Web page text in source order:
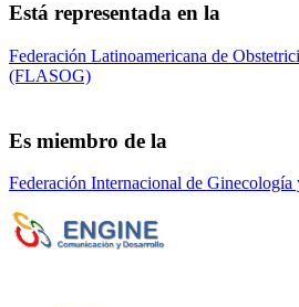
Está representada en la
Federación Latinoamericana de
(FLASOG)
Es miembro de la
Federación Internacional de